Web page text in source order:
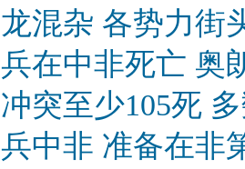
混杂 各势力街
在中非死亡 奥
突至少105死
中非 准备在非